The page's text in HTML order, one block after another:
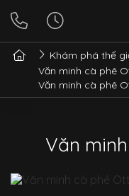
Khám phá thế
Văn minh cà phê
Văn minh cà phê
Văn